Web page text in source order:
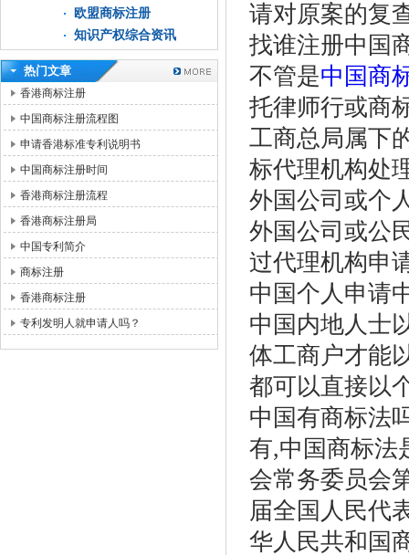
欧盟商标注册
知识产权综合资讯
热门文章
香港商标注册
中国商标注册流程图
申请香港标准专利说明书
中国商标注册时间
香港商标注册流程
香港商标注册局
中国专利简介
商标注册
香港商标注册
专利发明人就申请人吗？
请对原案的复
找谁注册中国
不管是中国商
托律师行或商
工商总局属下
标代理机构处
外国公司或个
外国公司或公
过代理机构申
中国个人申请
中国内地人士
体工商户才能
都可以直接以
中国有商标法
有,中国商标法
会常务委员会
届全国人民代
华人民共和国